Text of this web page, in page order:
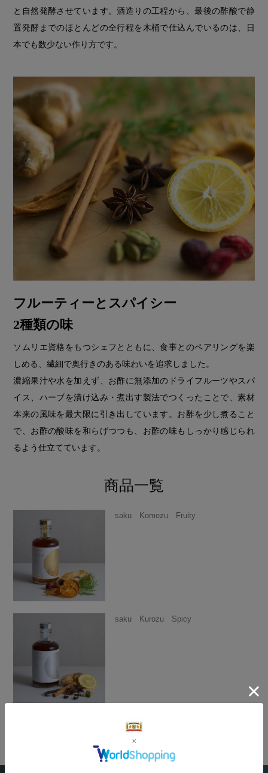
と自然発酵させています。酒造りの工程から、最後の酢酸で静
置発酵までのほとんどの全行程を木桶で仕込んでいるのは、日
本でも数少ない作り方です。
フルーティーとスパイシー
2種類の味
ソムリエ資格をもつシェフとともに、食事とのペアリングを楽
しめる、繊細で奥行きのある味わいを追求しました。
濃縮果汁や水を加えず、お酢に無添加のドライフルーツやスパ
イス、ハーブを漬け込み・煮出す製法でつくったことで、素材
本来の風味を最大限に引き出しています。お酢を少し煮ること
で、お酢の酸味を和らげつつも、お酢の味もしっかり感じられ
るよう仕立てています。
商品一覧
saku Komezu Fruity
saku Kurozu Spicy